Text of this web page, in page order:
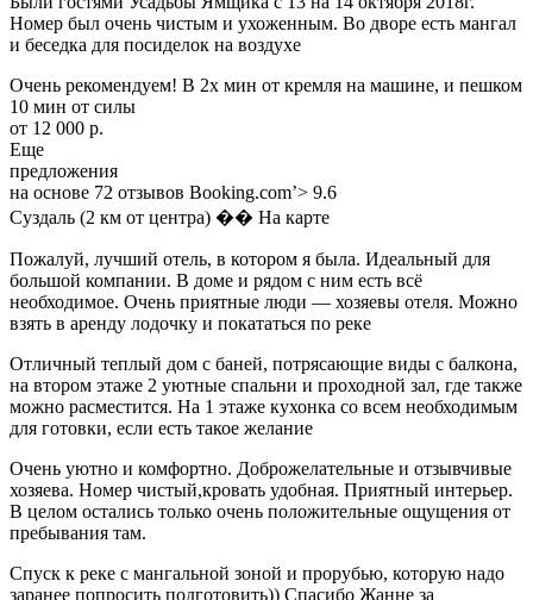
Номер был очень чистым и ухоженным. Во дворе есть мангал
и беседка для посиделок на воздухе
Очень рекомендуем! В 2х мин от кремля на машине, и пешком
10 мин от силы
от 12 000 р.
Еще
предложения
на основе 72 отзывов Booking.com’> 9.6
Суздаль (2 км от центра) �� На карте
Пожалуй, лучший отель, в котором я была. Идеальный для
большой компании. В доме и рядом с ним есть всё
необходимое. Очень приятные люди — хозяевы отеля. Можно
взять в аренду лодочку и покататься по реке
Отличный теплый дом с баней, потрясающие виды с балкона,
на втором этаже 2 уютные спальни и проходной зал, где также
можно расместится. На 1 этаже кухонка со всем необходимым
для готовки, если есть такое желание
Очень уютно и комфортно. Доброжелательные и отзывчивые
хозяева. Номер чистый,кровать удобная. Приятный интерьер.
В целом остались только очень положительные ощущения от
пребывания там.
Спуск к реке с мангальной зоной и прорубью, которую надо
заранее попросить подготовить)) Спасибо Жанне за